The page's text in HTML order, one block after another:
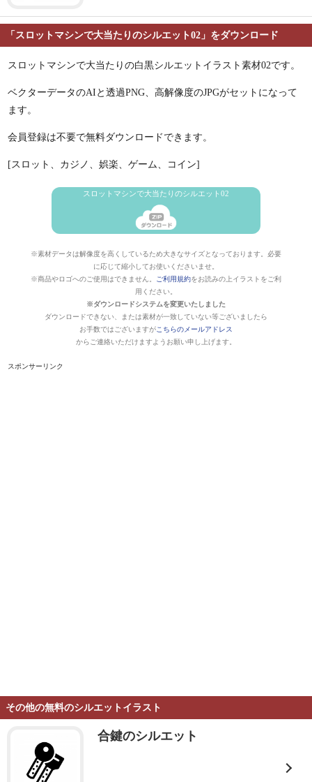
「スロットマシンで大当たりのシルエット02」をダウンロード
スロットマシンで大当たりの白黒シルエットイラスト素材02です。
ベクターデータのAIと透過PNG、高解像度のJPGがセットになって
ます。
会員登録は不要で無料ダウンロードできます。
[スロット、カジノ、娯楽、ゲーム、コイン]
スロットマシンで大当たりのシルエット02
※素材データは解像度を高くしているため大きなサイズとなっております。必要
に応じて縮小してお使いくださいませ。
※商品やロゴへのご使用はできません。
ご利用規約をお読みの上イラストをご利
用ください。
※ダウンロードシステムを変更いたしました
ダウンロードできない、または素材が一致していない等ございましたら
お手数ではございますがこちらのメールアドレス
からご連絡いただけますようお願い申し上げます。
スポンサーリンク
その他の無料のシルエットイラスト
合鍵のシルエット